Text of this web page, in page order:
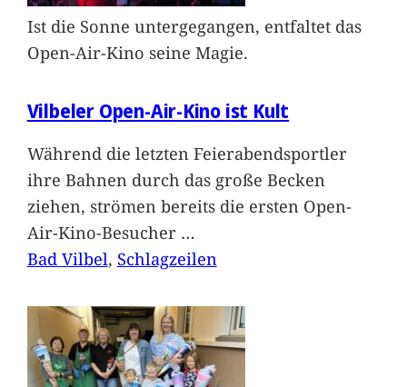
Ist die Sonne untergegangen, entfaltet das
Open-Air-Kino seine Magie.
Vilbeler Open-Air-Kino ist Kult
Während die letzten Feierabendsportler
ihre Bahnen durch das große Becken
ziehen, strömen bereits die ersten Open-
Air-Kino-Besucher …
Bad Vilbel, Schlagzeilen